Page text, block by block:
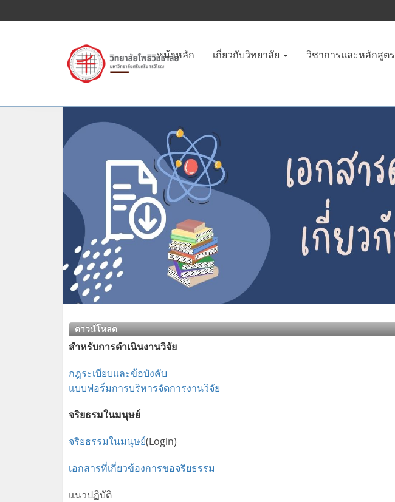
หน้าหลัก เกี่ยวกับวิทยาลัย วิชาการและหลักสูตร
ดาวน์โหลด
สำหรับการดำเนินงานวิจัย
กฎระเบียบและข้อบังคับ
แบบฟอร์มการบริหารจัดการงานวิจัย
จริยธรมในมนุษย์
จริยธรรมในมนุษย์(Login)
เอกสารที่เกี่ยวข้องการขอจริยธรรม
แนวปฏิบัติ